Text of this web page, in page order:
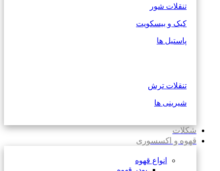
تنقلات شور
کیک و بیسکویت
پاستیل ها
تنقلات ترش
شیرینی ها
شکلات
قهوه و اکسسوری
انواع قهوه